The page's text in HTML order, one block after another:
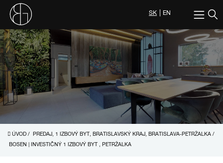
SK EN
ÚVOD / PREDAJ, 1 IZBOVÝ BYT, BRATISLAVSKÝ KRAJ, BRATISLAVA-PETRŽALKA /
BOSEN | INVESTIČNÝ 1 IZBOVÝ BYT , PETRŽALKA